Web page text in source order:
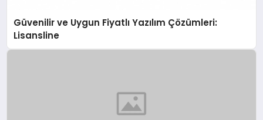
Güvenilir ve Uygun Fiyatlı Yazılım Çözümleri:
Lisansline